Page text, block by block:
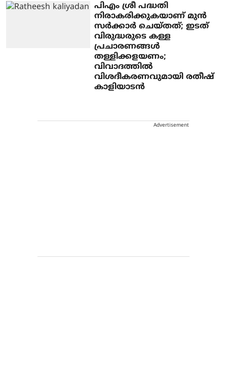
പിഎം ശ്രീ പദ്ധതി
നിരാകരിക്കുകയാണ് മുന്‍
സര്‍ക്കാര്‍ ചെയ്തത്; ഇടത്
വിരുദ്ധരുടെ കള്ള
പ്രചാരണങ്ങള്‍
തള്ളിക്കളയണം;
വിവാദത്തില്‍
വിശദീകരണവുമായി രതീഷ്
കാളിയാടന്‍
Advertisement